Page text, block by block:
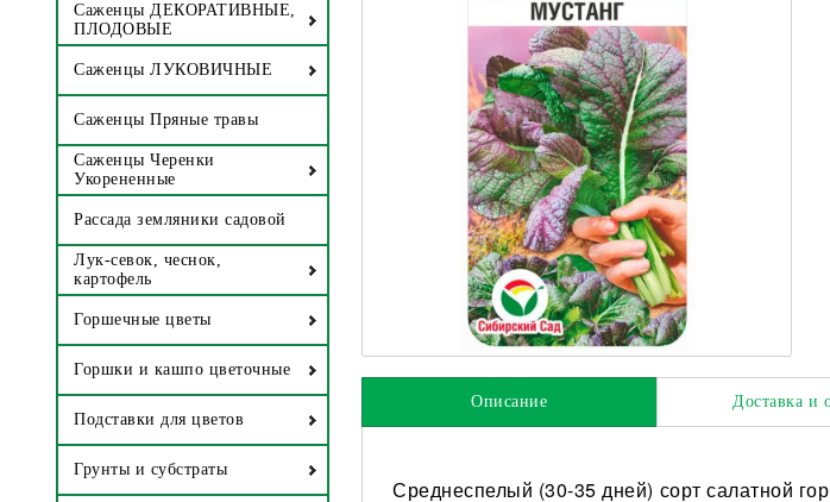
Саженцы ДЕКОРАТИВНЫЕ,
ПЛОДОВЫЕ
Саженцы ЛУКОВИЧНЫЕ
Саженцы Пряные травы
Саженцы Черенки
Укорененные
Рассада земляники садовой
Лук-севок, чеснок,
картофель
Горшечные цветы
Горшки и кашпо цветочные
Подставки для цветов
Грунты и субстраты
Описание Доставка и
Среднеспелый (30-35 дней) сорт салатной